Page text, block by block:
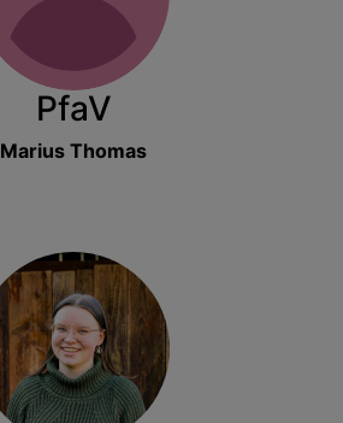
PfaV
Marius Thomas